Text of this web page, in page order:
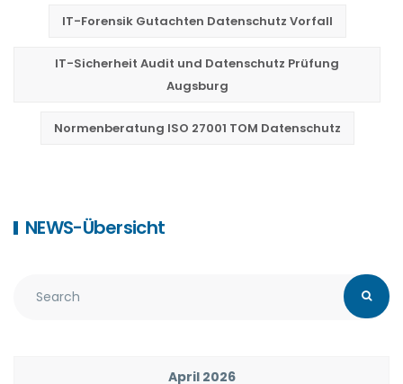
IT-Forensik Gutachten Datenschutz Vorfall
IT-Sicherheit Audit und Datenschutz Prüfung
Augsburg
Normenberatung ISO 27001 TOM Datenschutz
NEWS-Übersicht
April 2026